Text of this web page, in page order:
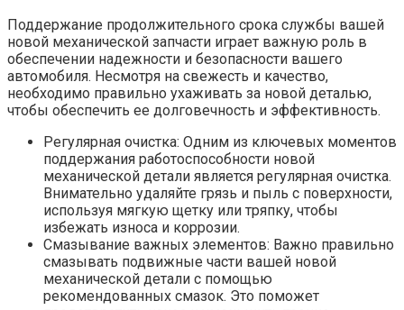
Поддержание продолжительного срока службы вашей
новой механической запчасти играет важную роль в
обеспечении надежности и безопасности вашего
автомобиля. Несмотря на свежесть и качество,
необходимо правильно ухаживать за новой деталью,
чтобы обеспечить ее долговечность и эффективность.
Регулярная очистка: Одним из ключевых моментов
поддержания работоспособности новой
механической детали является регулярная очистка.
Внимательно удаляйте грязь и пыль с поверхности,
используя мягкую щетку или тряпку, чтобы
избежать износа и коррозии.
Смазывание важных элементов: Важно правильно
смазывать подвижные части вашей новой
механической детали с помощью
рекомендованных смазок. Это поможет